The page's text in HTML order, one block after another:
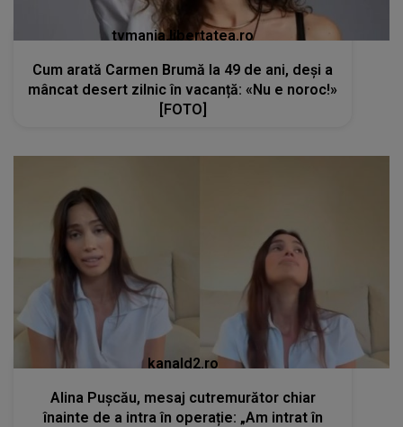
tvmania.libertatea.ro
Cum arată Carmen Brumă la 49 de ani, deși a
mâncat desert zilnic în vacanță: «Nu e noroc!»
[FOTO]
kanald2.ro
Alina Pușcău, mesaj cutremurător chiar
înainte de a intra în operație: „Am intrat în